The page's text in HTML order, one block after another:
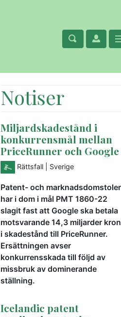
Notiser
Miljardskadestånd i
konkurrensmål mellan
PriceRunner och Google
Rättsfall | Sverige
Patent- och
har i dom i mål PMT 1860-22
slagit fast att Google ska betala
motsvarande 14,3 miljarder
i skadestånd till PriceRunner.
Ersättningen avser
konkurrensskada till följd av
missbruk av dominerande
ställning.
Icelandic patent